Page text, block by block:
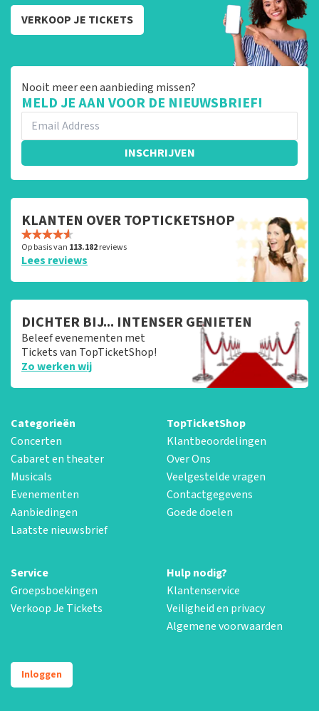
VERKOOP JE TICKETS
Nooit meer een aanbieding missen?
MELD JE AAN VOOR DE NIEUWSBRIEF!
INSCHRIJVEN
KLANTEN OVER TOPTICKETSHOP
Op basis van 113.182reviews
Lees reviews
DICHTER BIJ... INTENSER GENIETEN
Beleef evenementen met
Tickets van TopTicketShop!
Zo werken wij
Categorieën
Concerten
Cabaret en theater
Musicals
Evenementen
Aanbiedingen
Laatste nieuwsbrief
TopTicketShop
Klantbeoordelingen
Over Ons
Veelgestelde vragen
Contactgegevens
Goede doelen
Service
Groepsboekingen
Verkoop Je Tickets
Hulp nodig?
Klantenservice
Veiligheid en privacy
Algemene voorwaarden
Inloggen